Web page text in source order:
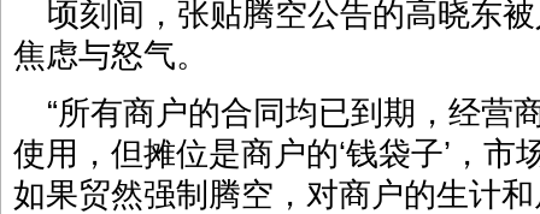
顷刻间，张贴腾空公告的高晓东
焦虑与怒气。
“所有商户的合同均已到期，经营
使用，但摊位是商户的‘钱袋子’，市
如果贸然强制腾空，对商户的生计